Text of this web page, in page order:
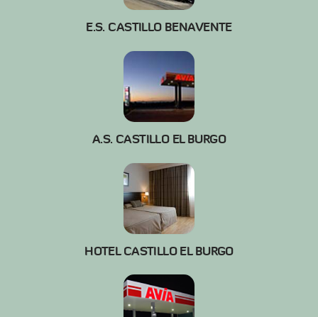
E.S. CASTILLO BENAVENTE
A.S. CASTILLO EL BURGO
HOTEL CASTILLO EL BURGO